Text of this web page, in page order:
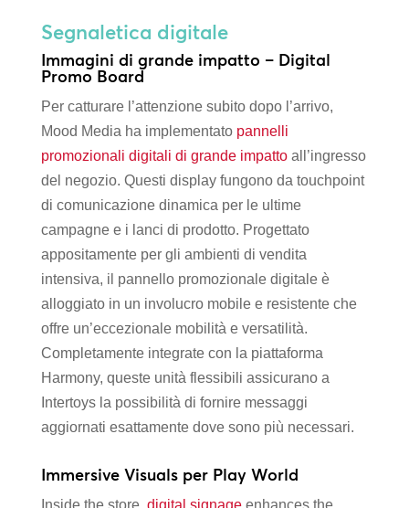
Segnaletica digitale
Immagini di grande impatto – Digital
Promo Board
Per catturare l’attenzione subito dopo l’arrivo,
Mood Media ha implementato pannelli
promozionali digitali di grande impattoall’ingresso
del negozio. Questi display fungono da touchpoint
di comunicazione dinamica per le ultime
campagne e i lanci di prodotto. Progettato
appositamente per gli ambienti di vendita
intensiva, il pannello promozionale digitale è
alloggiato in un involucro mobile e resistente che
offre un’eccezionale mobilità e versatilità.
Completamente integrate con la piattaforma
Harmony, queste unità flessibili assicurano a
Intertoys la possibilità di fornire messaggi
aggiornati esattamente dove sono più necessari.
Immersive Visuals per Play World